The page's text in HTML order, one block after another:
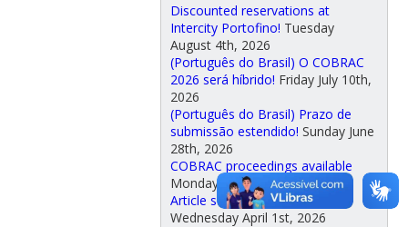
Discounted reservations at
Intercity Portofino! Tuesday
August 4th, 2026
(Português do Brasil) O COBRAC
2026 será híbrido! Friday July 10th,
2026
(Português do Brasil) Prazo de
submissão estendido! Sunday June
28th, 2026
COBRAC proceedings available
Monday May 11th, 2026
Article submission is open!
Wednesday April 1st, 2026